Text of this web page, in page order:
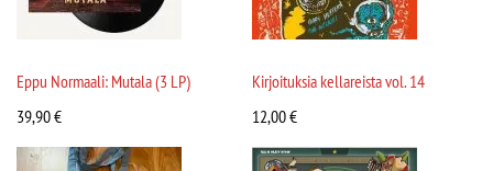
Eppu Normaali: Mutala (3 LP)
39,90€
Kirjoituksia kellareista vol. 14
12,00€